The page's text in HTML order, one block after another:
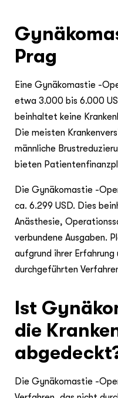
Prag
Eine Gynäkomastie -
etwa 3.000 bis 6.000
beinhaltet keine
Die meisten
männliche
bieten
Die Gynäkomastie -
ca. 6.299 USD. Dies
Anästhesie,
verbundene Ausgaben.
aufgrund ihrer Erfahrung
durchgeführten
Ist
die
Die Gynäkomastie -